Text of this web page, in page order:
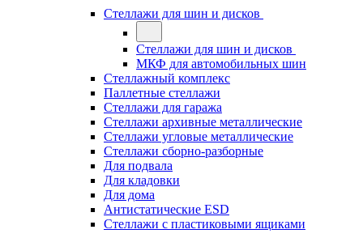
Стеллажи для шин и дисков
Стеллажи для шин и дисков
МКФ для автомобильных шин
Стеллажный комплекс
Паллетные стеллажи
Стеллажи для гаража
Стеллажи архивные металлические
Стеллажи угловые металлические
Стеллажи сборно-разборные
Для подвала
Для кладовки
Для дома
Антистатические ESD
Стеллажи с пластиковыми ящиками